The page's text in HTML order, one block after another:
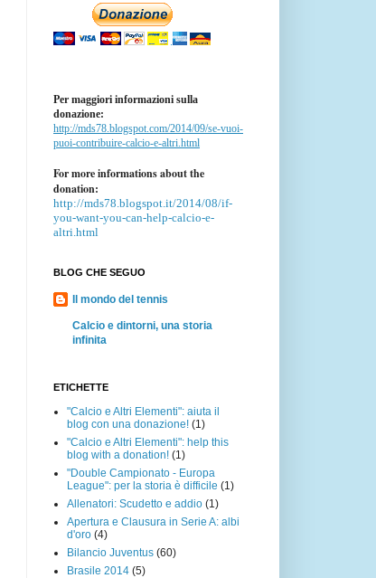
Per maggiori informazioni sulla
donazione:
http://mds78.blogspot.com/2014/09/se-vuoi-
puoi-contribuire-calcio-e-altri.html
For more informations about the
donation:
http://mds78.blogspot.it/2014/08/if-
you-want-you-can-help-calcio-e-
altri.html
BLOG CHE SEGUO
Il mondo del tennis
Calcio e dintorni, una storia
infinita
ETICHETTE
"Calcio e Altri Elementi": aiuta il
blog con una donazione! (1)
"Calcio e Altri Elementi": help this
blog with a donation! (1)
"Double Campionato - Europa
League": per la storia è difficile (1)
Allenatori: Scudetto e addio (1)
Apertura e Clausura in Serie A: albi
d'oro (4)
Bilancio Juventus (60)
Brasile 2014 (5)